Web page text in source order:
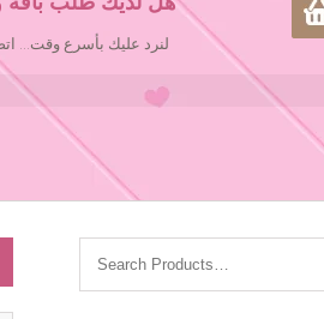
لنرد عليك بأسرع وقت...